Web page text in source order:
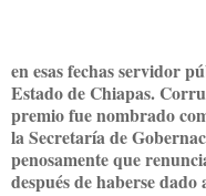
en esas fechas servidor
Estado de Chiapas.
premio fue nombrado
la Secretaría de
penosamente que
después de haberse dado